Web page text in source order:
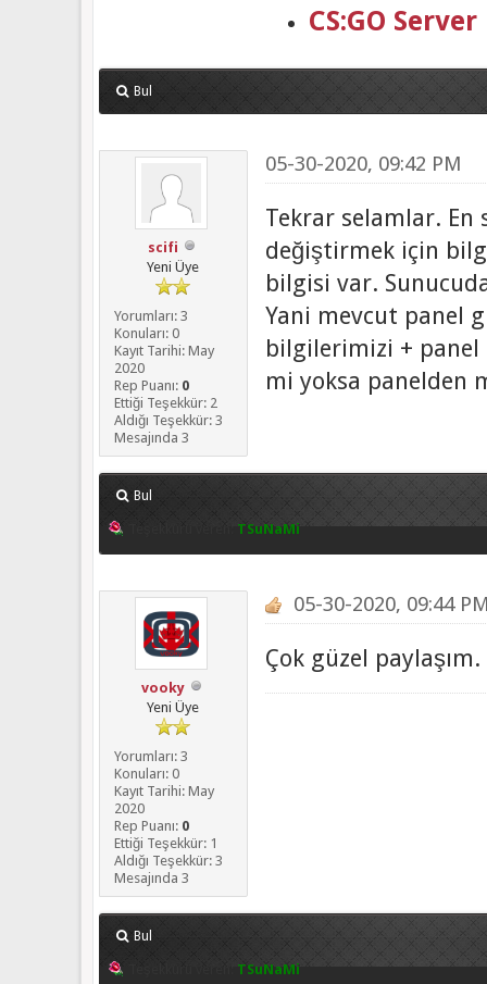
CS:GO
Bul
scifi
Yeni Üye
Yorumları: 3
Konuları: 0
Kayıt Tarihi: May
2020
Rep Puanı: 0
Ettiği Teşekkür: 2
Aldığı Teşekkür: 3
Mesajında 3
05-30-2020, 09:42 PM
Tekrar selamlar.
değiştirmek için
bilgisi var.
Yani mevcut panel
bilgilerimizi + panel
mi yoksa panelden
Bul
TSuNaMi
vooky
Yeni Üye
Yorumları: 3
Konuları: 0
Kayıt Tarihi: May
2020
Rep Puanı: 0
Ettiği Teşekkür: 1
Aldığı Teşekkür: 3
Mesajında 3
05-30-2020, 09:44
Çok güzel
Bul
TSuNaMi